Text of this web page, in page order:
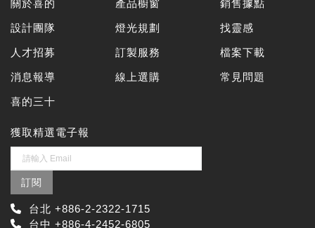
關於喜的
設計團隊
人才招募
消息報導
喜的三十
產品櫥窗
燈光規劃
訂製服務
線上選購
銷售據點
找靈感
檔案下載
常見問題
獲取精選電子報
訂閱
台北 +886-2-2322-1715
台中 +886-4-2452-6805